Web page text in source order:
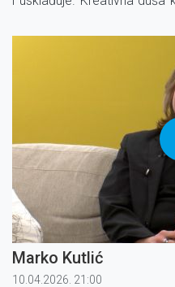
put.
Marko Kutlić
10.04.2026. 21:00